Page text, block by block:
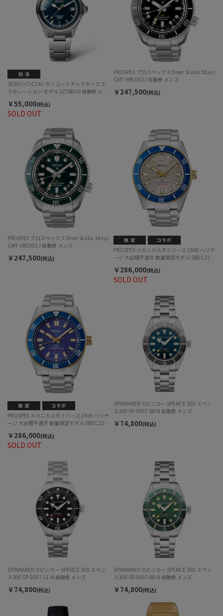
SOLD OUT
SEIKO×TiCTAC セイコー×チックタックコ
ラボレーション モデル SZSB036 自動巻 メン
￥55,000(税込)
PROSPEX プロスペックス Diver Scuba 3days
GMT HBC002J 自動巻 メンズ
￥247,500(税込)
PROSPEX プロスペックス Diver Scuba 3days
GMT HBC001J 自動巻 メンズ
￥247,500(税込)
SOLD OUT
PROSPEX メカニカルダイバーズ 1965 ヘリテ
ージ 大谷翔平選手 数量限定モデル SBDC222
￥286,000(税込)
SOLD OUT
PROSPEX メカニカルダイバーズ 1965 ヘリテ
ージ 大谷翔平選手 数量限定モデル SBDC224
￥286,000(税込)
SPINNAKER スピニカー SPENCE 300 スペン
ス300 SP-5097-BB-N 自動巻 メンズ
￥74,800(税込)
SPINNAKER スピニカー SPENCE 300 スペン
ス300 SP-5097-11-N 自動巻 メンズ
￥74,800(税込)
SPINNAKER スピニカー SPENCE 300 スペン
ス300 SP-5097-88-N 自動巻 メンズ
￥74,800(税込)